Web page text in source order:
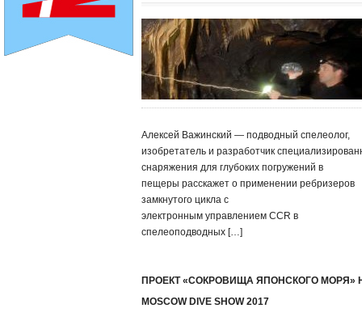
Алексей Важинский — подводный спелеолог,
изобретатель и разработчик
снаряжения для глубоких погружений в
пещеры расскажет о применении ребризеров
замкнутого цикла с
электронным управлением CCR в
спелеоподводных […]
ПРОЕКТ «СОКРОВИЩА ЯПОНСКОГО МОРЯ»
MOSCOW DIVE SHOW 2017